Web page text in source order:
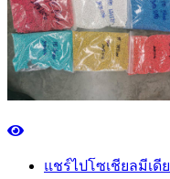
แชร์ไปโซเชียลมีเดีย